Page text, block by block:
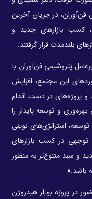
در جریان آخرین
کسب بازارهای جدید و
بلندمدت قرار گرفتند.
پتروشیمی فن‌آوران با
این مجتمع، افزایش
و پروژه‌های در دست اقدام
و توسعه پایدار را
استراتژی‌های نوینی
توجهی در کسب بازارهای
و سبد متنوع‌تر به منظور
باشد.»
در پروژه بویلر هیدروژن